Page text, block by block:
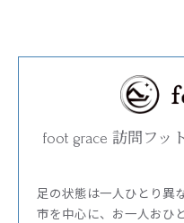
foot grace 訪問フッ
足の状態は一人ひとり異
市を中心に、お一人おひ